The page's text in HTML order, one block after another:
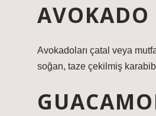
Avokadoları çatal veya
soğan, taze çekilmiş